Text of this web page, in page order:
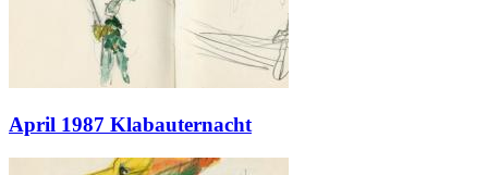
April 1987 Klabauternacht